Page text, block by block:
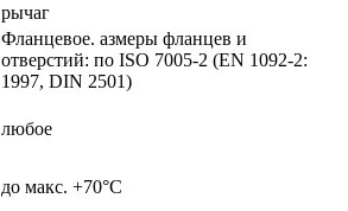
рычаг
Фланцевое. азмеры фланцев и
отверстий: по ISO 7005-2 (EN 1092-2:
1997, DIN 2501)
любое
до макс. +70°С